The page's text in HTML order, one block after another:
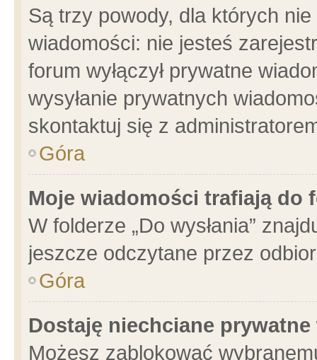
Są trzy powody, dla których
wiadomości: nie jesteś
forum wyłączył prywatne
wysyłanie prywatnych
skontaktuj się z
Góra
Moje wiadomości trafiają do
W folderze „Do wysłania”
jeszcze odczytane przez
Góra
Dostaję niechciane
Możesz zablokować